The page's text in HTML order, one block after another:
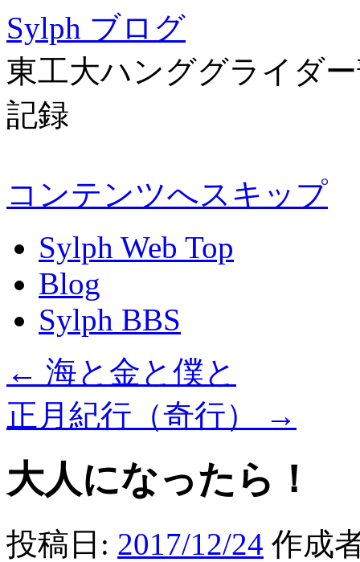
Sylph ブログ
東工大ハンググライダ
記録
コンテンツへスキップ
Sylph Web Top
Blog
Sylph BBS
← 海と金と僕と
正月紀行（奇行）
→
大人になったら！
投稿日: 2017/12/24 作成